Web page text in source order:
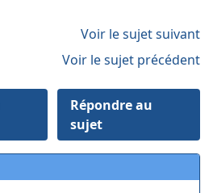
Voir le sujet suivant
Voir le sujet précédent
Répondre au
sujet